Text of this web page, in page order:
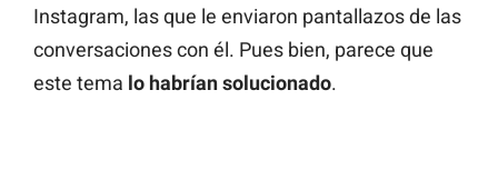
Instagram, las que le enviaron pantallazos de las
conversaciones con él. Pues bien, parece que
este tema lo habrían solucionado.